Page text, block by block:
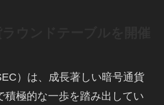
）は、成長著しい暗号通貨
積極的な一歩を踏み出してい